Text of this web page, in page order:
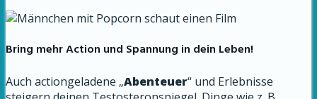
Bring mehr Action und Spannung in dein Leben!
Auch actiongeladene „Abenteuer“ und Erlebnisse